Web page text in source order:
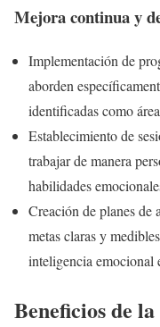
Mejora continua y
Implementación de
aborden
identificadas como
Establecimiento de
trabajar de manera
habilidades
Creación de planes de
metas claras y
inteligencia emocional
Beneficios de